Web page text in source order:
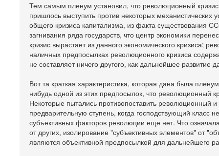
Тем самым пленум установил, что революционный
пришлось выступить против некоторых
общего кризиса капитализма, из факта существования
загнивания ряда государств, что центр экономики
кризис вырастает из данного экономического кризиса;
наличных предпосылках революционного кризиса
не составляет ничего другого, как дальнейшее
Вот та краткая характеристика, которая дана была
нибудь одной из этих предпосылок, что революционный
Некоторые пытались противопоставить революционный
предварительную ступень, когда господствующий класс
субъективных факторов революции еще нет. Что
от других, изолирование "субъективных элементов" от
являются объективной предпосылкой для дальнейшего